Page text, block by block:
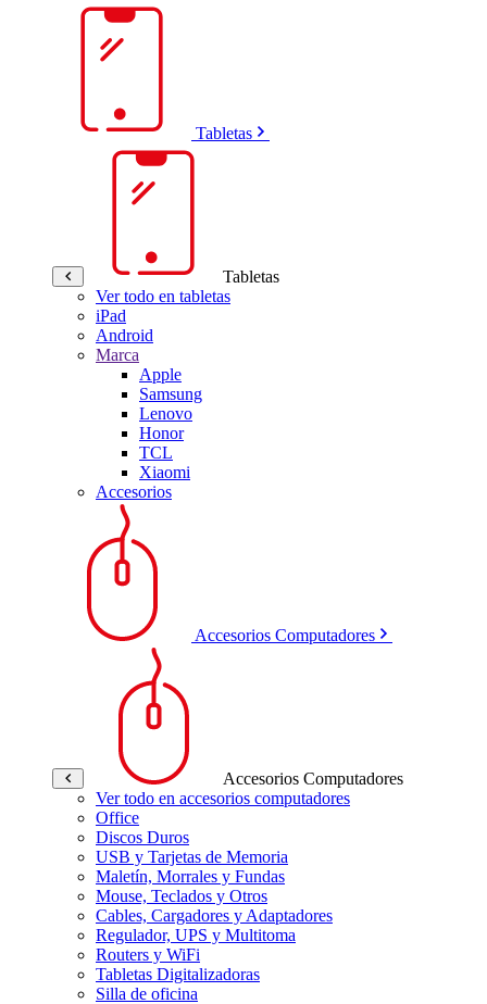
Tabletas
Tabletas
Ver todo en tabletas
iPad
Android
Marca
Apple
Samsung
Lenovo
Honor
TCL
Xiaomi
Accesorios
Accesorios Computadores
Accesorios Computadores
Ver todo en accesorios computadores
Office
Discos Duros
USB y Tarjetas de Memoria
Maletín, Morrales y Fundas
Mouse, Teclados y Otros
Cables, Cargadores y Adaptadores
Regulador, UPS y Multitoma
Routers y WiFi
Tabletas Digitalizadoras
Silla de oficina